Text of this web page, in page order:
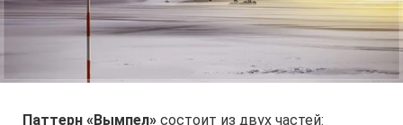
Паттерн «Вымпел» состоит из двух частей: